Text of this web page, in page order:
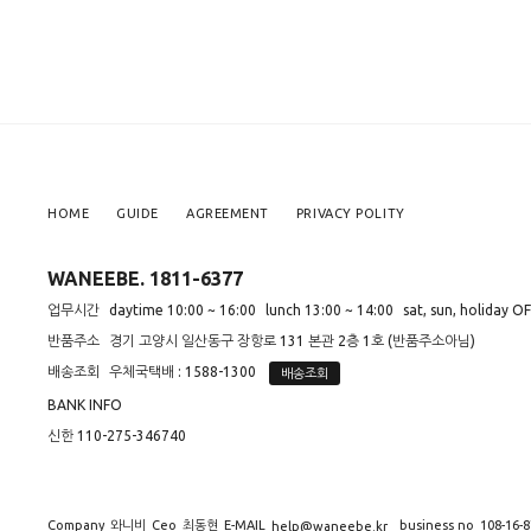
HOME GUIDE AGREEMENT PRIVACY POLITY
WANEEBE. 1811-6377
업무시간 daytime 10:00 ~ 16:00 lunch 13:00 ~ 14:00
sat, sun, holiday
반품주소
경기 고양시 일산동구 장항로 131 본관 2층 1호 (반품주소아님)
배송조회
우체국택배 : 1588-1300 배송조회
BANK INFO
신한 110-275-346740
Company 와니비 Ceo 최동현 E-MAIL help@waneebe.kr business no 108-16-